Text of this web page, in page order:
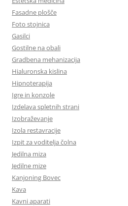
Fasadne plošče
Foto stojnica
Gasilci
Gostilne na obali
Gradbena mehanizacija
Hialuronska kislina
Hipnoterapija
Igre in konzole
Izdelava spletnih strani
Izobraževanje
Izola restavracije
Izpit za voditelja čolna
Jedilna miza
Jedilne mize
Kanjoning Bovec
Kava
Kavni aparati